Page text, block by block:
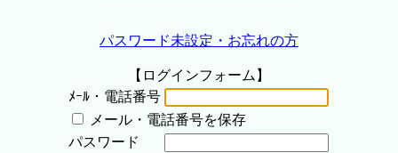
パスワード未設定・お忘れの方
【ログインフォーム】
ﾒｰﾙ・電話番号
メール・電話番号を保存
パスワード